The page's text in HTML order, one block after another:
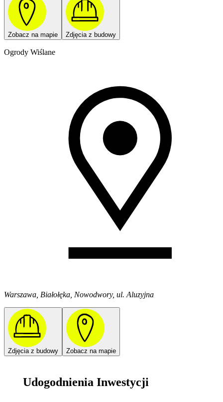
Zobacz na mapie Zdjęcia z budowy
Ogrody Wiślane
Warszawa, Białołęka, Nowodwory, ul. Aluzyjna
Zdjęcia z budowy Zobacz na mapie
Udogodnienia Inwestycji